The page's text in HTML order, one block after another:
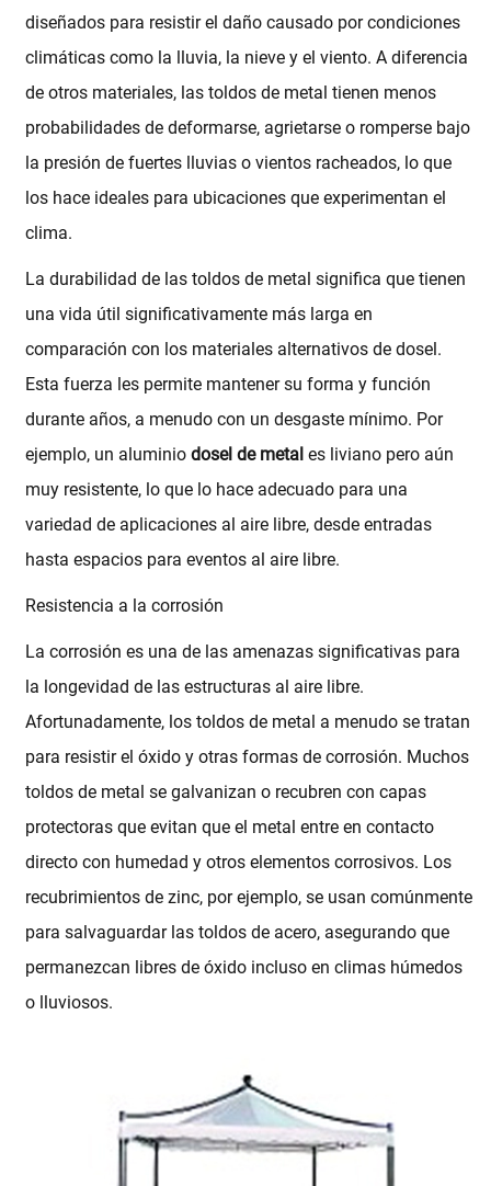
diseñados para resistir el daño causado por condiciones
climáticas como la lluvia, la nieve y el viento. A diferencia
de otros materiales, las toldos de metal tienen menos
probabilidades de deformarse, agrietarse o romperse bajo
la presión de fuertes lluvias o vientos racheados, lo que
los hace ideales para ubicaciones que experimentan el
clima.
La durabilidad de las toldos de metal significa que tienen
una vida útil significativamente más larga en
comparación con los materiales alternativos de dosel.
Esta fuerza les permite mantener su forma y función
durante años, a menudo con un desgaste mínimo. Por
ejemplo, un aluminiodosel de metales liviano pero aún
muy resistente, lo que lo hace adecuado para una
variedad de aplicaciones al aire libre, desde entradas
hasta espacios para eventos al aire libre.
Resistencia a la corrosión
La corrosión es una de las amenazas significativas para
la longevidad de las estructuras al aire libre.
Afortunadamente, los toldos de metal a menudo se tratan
para resistir el óxido y otras formas de corrosión. Muchos
toldos de metal se galvanizan o recubren con capas
protectoras que evitan que el metal entre en contacto
directo con humedad y otros elementos corrosivos. Los
recubrimientos de zinc, por ejemplo, se usan comúnmente
para salvaguardar las toldos de acero, asegurando que
permanezcan libres de óxido incluso en climas húmedos
o lluviosos.